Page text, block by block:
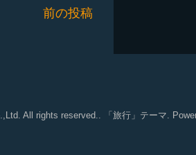
前の投稿
All rights reserved.. 「旅行」テーマ.